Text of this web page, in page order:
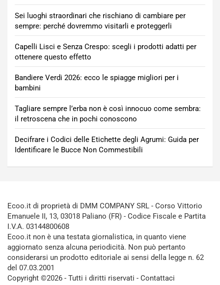
Sei luoghi straordinari che rischiano di cambiare per
sempre: perché dovremmo visitarli e proteggerli
Capelli Lisci e Senza Crespo: scegli i prodotti adatti per
ottenere questo effetto
Bandiere Verdi 2026: ecco le spiagge migliori per i
bambini
Tagliare sempre l’erba non è così innocuo come sembra:
il retroscena che in pochi conoscono
Decifrare i Codici delle Etichette degli Agrumi: Guida per
Identificare le Bucce Non Commestibili
Ecoo.it di proprietà di DMM COMPANY SRL - Corso Vittorio
Emanuele II, 13, 03018 Paliano (FR) - Codice Fiscale e Partita
I.V.A. 03144800608
Ecoo.it non è una testata giornalistica, in quanto viene
aggiornato senza alcuna periodicità. Non può pertanto
considerarsi un prodotto editoriale ai sensi della legge n. 62
del 07.03.2001
Copyright ©2026 - Tutti i diritti riservati - Contattaci